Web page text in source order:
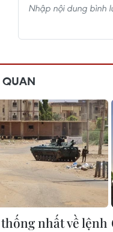
QUAN
nhất về lệnh